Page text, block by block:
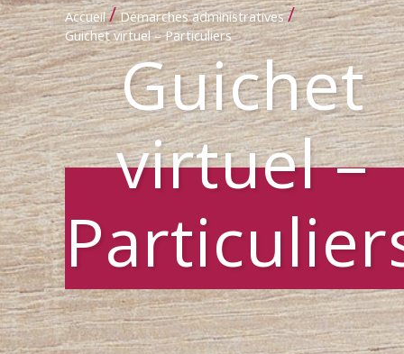
Accueil / Démarches administratives /
Guichet virtuel – Particuliers
Guichet
virtuel –